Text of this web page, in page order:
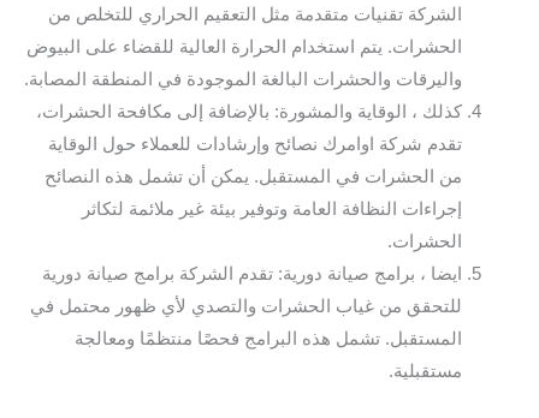
الشركة تقنيات متقدمة مثل التعقيم الحراري للتخلص من
الحشرات. يتم استخدام الحرارة العالية للقضاء على البيوض
واليرقات والحشرات البالغة الموجودة في المنطقة المصابة.
كذلك ، الوقاية والمشورة: بالإضافة إلى مكافحة الحشرات،
تقدم شركة اوامرك نصائح وإرشادات للعملاء حول الوقاية
من الحشرات في المستقبل. يمكن أن تشمل هذه النصائح
إجراءات النظافة العامة وتوفير بيئة غير ملائمة لتكاثر
الحشرات.
ايضا ، برامج صيانة دورية: تقدم الشركة برامج صيانة دورية
للتحقق من غياب الحشرات والتصدي لأي ظهور محتمل في
المستقبل. تشمل هذه البرامج فحصًا منتظمًا ومعالجة
مستقبلية.